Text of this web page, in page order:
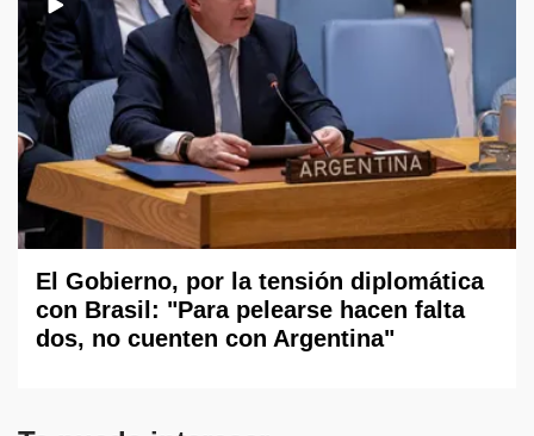
El Gobierno, por la tensión diplomática
con Brasil: "Para pelearse hacen falta
dos, no cuenten con Argentina"